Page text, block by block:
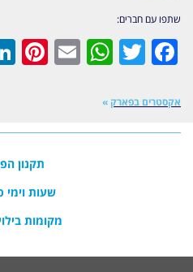
שתפו עם חברים:
Facebook
Twitter
אקסטרים בפארק »
תקנון
שעות וימי
מקומות